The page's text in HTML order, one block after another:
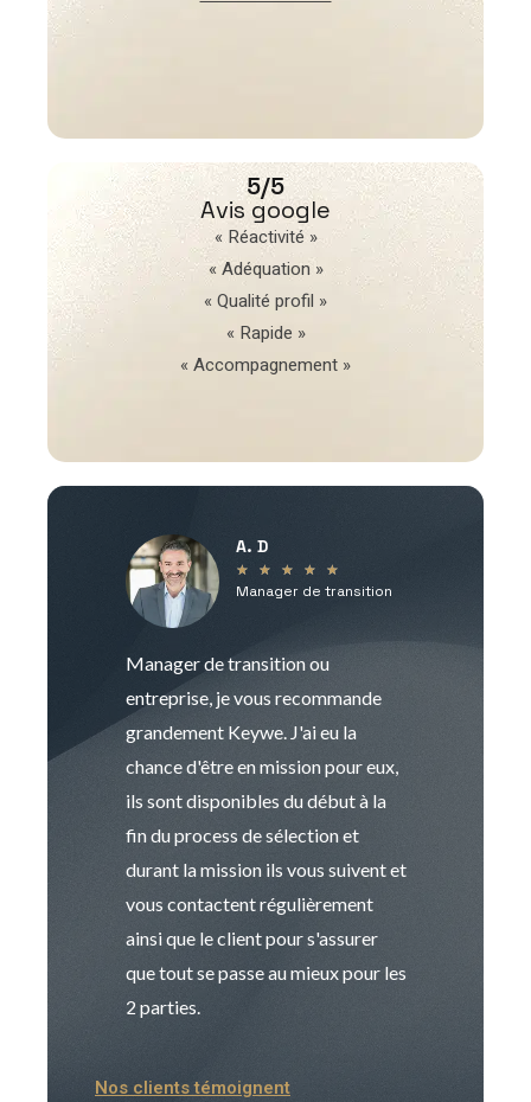
5/5
Avis google
« Réactivité »
« Adéquation »
« Qualité profil »
« Rapide »
« Accompagnement »
A. D
★ ★ ★ ★ ★
Manager de transition
Manager de transition ou
entreprise, je vous recommande
grandement Keywe. J'ai eu la
chance d'être en mission pour eux,
ils sont disponibles du début à la
fin du process de sélection et
durant la mission ils vous suivent et
vous contactent régulièrement
ainsi que le client pour s'assurer
que tout se passe au mieux pour les
2 parties.
Nos clients témoignent